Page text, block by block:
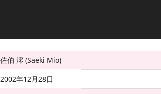
佐伯 澪 (Saeki Mio)
2002年12月28日